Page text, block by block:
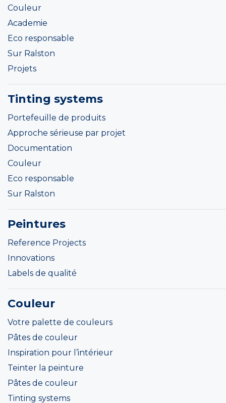
Couleur
Academie
Eco responsable
Sur Ralston
Projets
Tinting systems
Portefeuille de produits
Approche sérieuse par projet
Documentation
Couleur
Eco responsable
Sur Ralston
Peintures
Reference Projects
Innovations
Labels de qualité
Couleur
Votre palette de couleurs
Pâtes de couleur
Inspiration pour l’intérieur
Teinter la peinture
Pâtes de couleur
Tinting systems